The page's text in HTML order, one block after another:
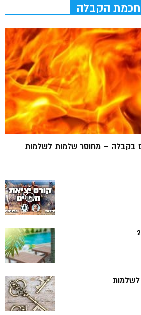
הקבלה
בקבלה – מחוסר שלמות לשלמות